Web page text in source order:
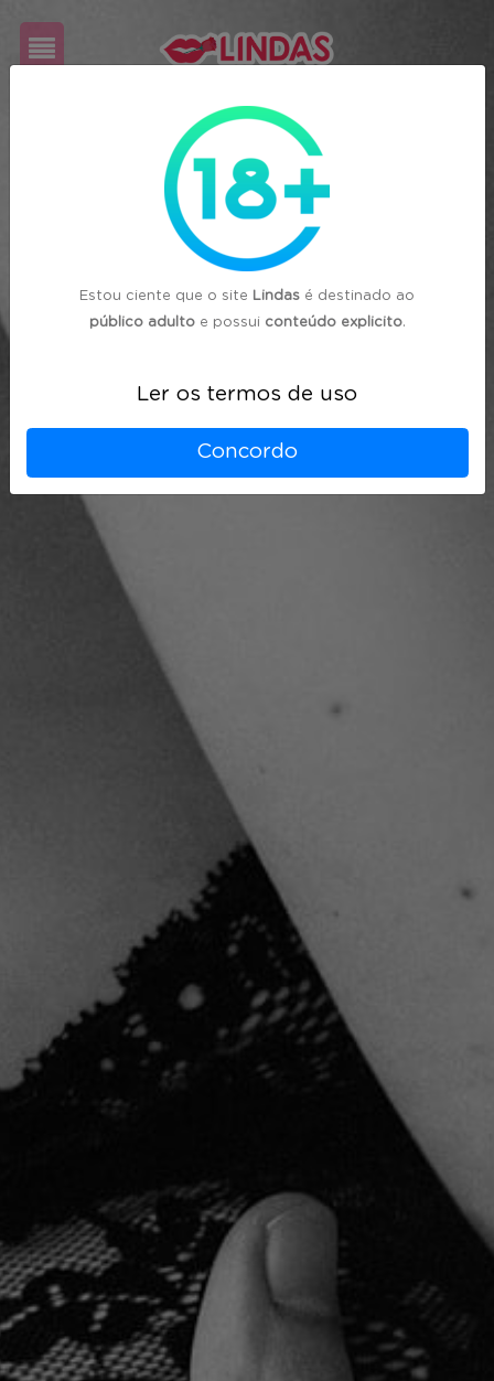
Estou ciente que o site Lindas é destinado ao
público adultoe possui conteúdo explicito.
Ler os termos de uso
Concordo